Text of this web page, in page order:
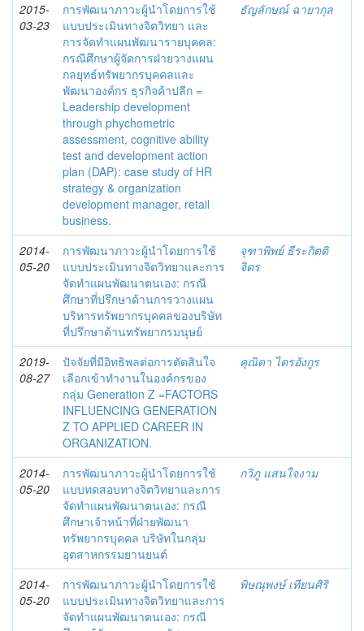
2015-
03-23
การพัฒนาภาวะผู้นำโดยการใช้
แบบประเมินทางจิตวิทยา และ
การจัดทำแผนพัฒนารายบุคคล:
กรณีศึกษาผู้จัดการฝ่ายวางแผน
กลยุทธ์ทรัพยากรบุคคลและ
พัฒนาองค์กร ธุรกิจค้าปลีก =
Leadership development
through phychometric
assessment, cognitive ability
test and development action
plan (DAP): case study of HR
strategy & organization
development manager, retail
business.
ธัญลักษณ์ ฉายากุล
2014-
05-20
การพัฒนาภาวะผู้นำโดยการใช้
แบบประเมินทางจิตวิทยาและการ
จัดทำแผนพัฒนาตนเอง: กรณี
ศึกษาที่ปรึกษาด้านการวางแผน
บริหารทรัพยากรบุคคลของบริษัท
ที่ปรึกษาด้านทรัพยากรมนุษย์
จุฑาพิพย์ ธีระกิตติ
จิตร
2019-
08-27
ปัจจัยที่มีอิทธิพลต่อการตัดสินใจ
เลือกเข้าทำงานในองค์กรของ
กลุ่ม Generation Z =FACTORS
INFLUENCING GENERATION
Z TO APPLIED CAREER IN
ORGANIZATION.
คุณิตา ไตรอังกูร
2014-
05-20
การพัฒนาภาวะผู้นำโดยการใช้
แบบทดสอบทางจิตวิทยาและการ
จัดทำแผนพัฒนาตนเอง: กรณี
ศึกษาเจ้าหน้าที่ฝ่ายพัฒนา
ทรัพยากรบุคคล บริษัทในกลุ่ม
อุตสาหกรรมยานยนต์
กวิภู แสนใจงาม
2014-
05-20
การพัฒนาภาวะผู้นำโดยการใช้
แบบประเมินทางจิตวิทยาและการ
จัดทำแผนพัฒนาตนเอง: กรณี
พิษณุพงษ์ เทียนศิริ